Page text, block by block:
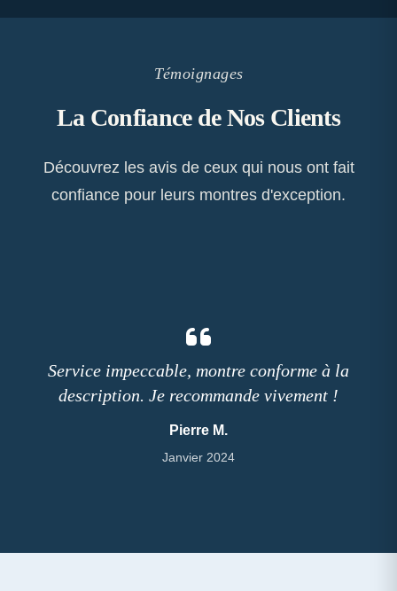
Témoignages
La Confiance de Nos Clients
Découvrez les avis de ceux qui nous ont fait
confiance pour leurs montres d'exception.
Service impeccable, montre conforme à la
description. Je recommande vivement !
Pierre M.
Janvier 2024